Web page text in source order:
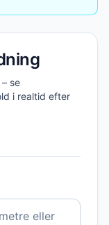
se
i realtid efter